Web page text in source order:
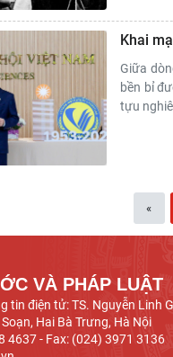
Khai
Giữa
bền bỉ
tựu
«
VÀ PHÁP LUẬT
tin điện tử: TS. Nguyễn Linh
Hai Bà Trưng, Hà Nội
4637 - Fax: (024) 3971 3136